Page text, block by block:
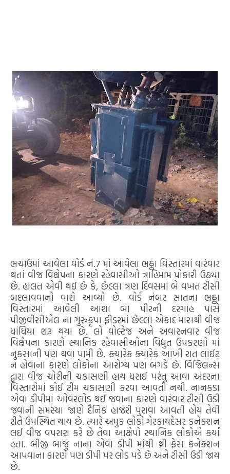
ભચાઉમાં આવેલા વોર્ડ નં.7 માં આવેલા ભઠ્ઠા વિસ્તારમાં વારંવાર
થતાં વીજ વિક્ષેપના કારણે રહેવાસીઓ ત્રાહિમામ પોકારી ઉઠ્યા
છે. હાલત એવી થઈ છે કે, છેલ્લા ત્રણ દિવસમાં બે વખત ટીસી
બદલાવવાનો વારો આવ્યો છે. વોર્ડ નંબર સાતના ભઠ્ઠા
વિસ્તારમાં આવેલી આશા બા પીરની દરગાહ પાસે
પીજીવીસીએલ ના ગુરુકૃપા ફીડરમાં છેલ્લા એકાદ માસથી વીજ
ધાંધિયા શરૂ થયા છે. લો વોલ્ટેજ અને અવારનવાર વીજ
વિક્ષેપના કારણે સ્થાનિક રહેવાસીઓના વિદ્યુત ઉપકરણો માં
નુકસાની પણ થવા પામી છે. ક્યારેક ક્યારેક આખી રાત લાઈટ
ન હોવાના કારણે લોકોના આરોગ્ય પણ બગડે છે. વિજિલન્સ
દ્વારા વીજ ચોરીની ચકાસણી હાથ ધરાઈ પરંતુ આવા અંદરના
વિસ્તારોમાં કોઈ ટીમ ચકાસણી કરવા આવતી નથી. નાનકડા
એવા ડીપીમાં ઓવરલોડ થઈ જવાના કારણે વારંવાર ટીસી ઉડી
જવાની સમસ્યા જાણે દૈનિક હાજરી પુરાવા આવતી હોય તેવી
રીતે ઉપસ્થિત થાય છે. ત્યારે અમુક લોકો ગેરકાયદેસર કનેક્શન
લઈ વીજ વપરાશ કરે છે તેવા આક્ષેપો સ્થાનિક લોકોએ કર્યા
હતા. બીજી બાજુ નાના એવા ડીપી માંથી થ્રી ફેસ કનેક્શન
આપવાના કારણે પણ ડીપી પર લોડ પડે છે અને ટીસી ઉડી જાય
છે.